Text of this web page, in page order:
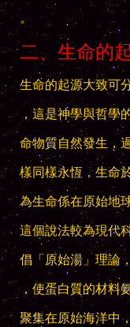
。
二、生命的
生命的起源大致可
，這是神學與哲學
命物質自然發生，
樣同樣永恆，生命
為生命係在原始地
這個說法較為現代
倡「原始湯」理論
，使蛋白質的材料
聚集在原始海洋中